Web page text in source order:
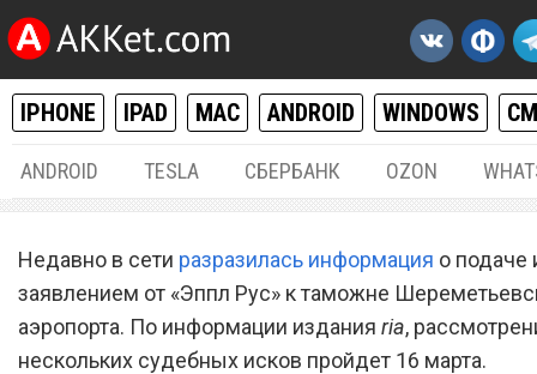
IPHONE IPAD MAC ANDROID WINDOWS
ANDROID TESLA СБЕРБАНК OZON
Суд рассмотрит
Apple к российской
Недавно в сети разразилась информация о подаче
заявлением от «Эппл Рус» к таможне
аэропорта. По информации издания ria,
нескольких судебных исков пройдет 16 марта.